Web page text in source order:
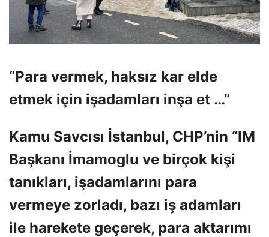
“Para vermek, haksız kar elde
etmek için işadamları inşa et …”
Kamu Savcısı İstanbul, CHP’nin “IM
Başkanı İmamoglu ve birçok kişi
tanıkları, işadamlarını para
vermeye zorladı, bazı iş adamları
ile harekete geçerek, para aktarımı